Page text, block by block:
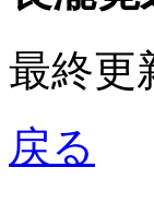
最終更
戻る